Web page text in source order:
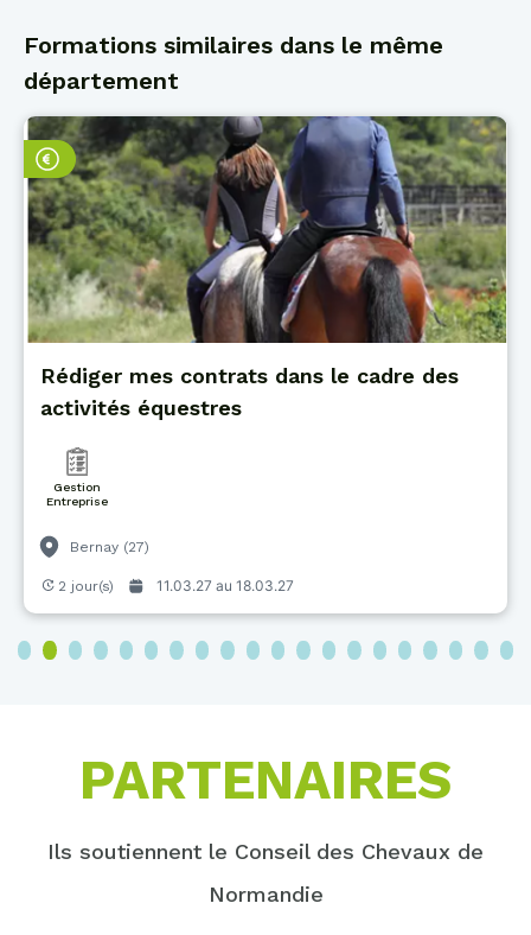
Formations similaires dans le même
département
Rédiger mes contrats dans le cadre des
activités équestres
Gestion
Entreprise
Bernay (27)
2 jour(s) 11.03.27 au 18.03.27
3 4 5 6 7 8 9 10 11 12 13 14 15 16 17 18 19 20
PARTENAIRES
Ils soutiennent le Conseil des Chevaux de
Normandie